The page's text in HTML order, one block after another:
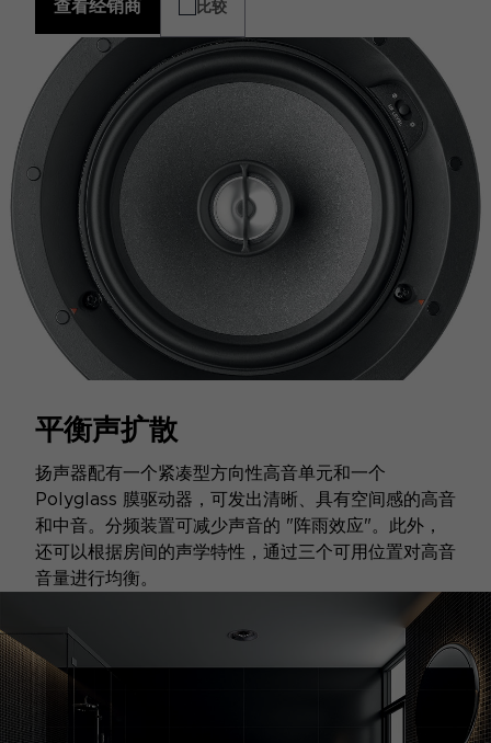
查看经销商 比较
平衡声扩散
扬声器配有一个紧凑型方向性高音单元和一个
Polyglass 膜驱动器，可发出清晰、具有空间感的高音
和中音。分频装置可减少声音的 "阵雨效应"。此外，
还可以根据房间的声学特性，通过三个可用位置对高音
音量进行均衡。